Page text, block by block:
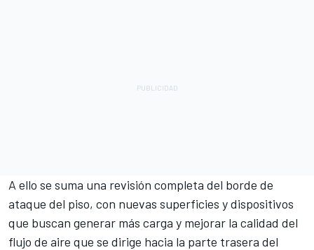
A ello se suma una revisión completa del borde de
ataque del piso, con nuevas superficies y dispositivos
que buscan generar más carga y mejorar la calidad del
flujo de aire que se dirige hacia la parte trasera del